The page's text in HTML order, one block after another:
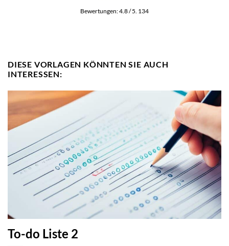
Bewertungen:4.8/ 5. 134
DIESE VORLAGEN KÖNNTEN SIE AUCH
INTERESSEN:
To-do Liste 2